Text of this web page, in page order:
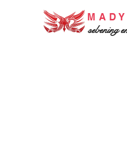
sebening